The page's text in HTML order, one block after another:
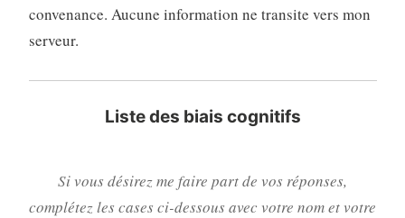
convenance. Aucune information ne transite vers mon
serveur.
Liste des biais cognitifs
Si vous désirez me faire part de vos réponses,
complétez les cases ci-dessous avec votre nom et votre